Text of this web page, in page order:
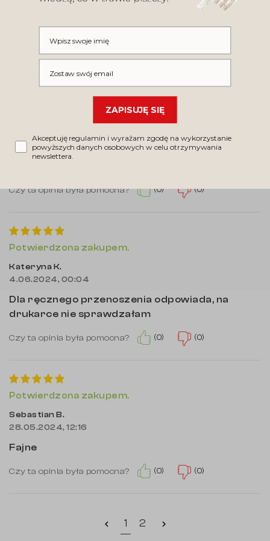
Potwierdzona zakupem.
Martyna W.
14.09.2024, 15:53
Polecam serdecznie, sklep godny zaufania,
bardzo miły, pomocny i łatwy kontakt
telefoniczny. Świetnie zabezpieczona
paczuszka i bardzo szybka wysyłka. Pierwsze
Czy ta opinia była pomocna? (0) (0)
Potwierdzona zakupem.
Kateryna K.
4.06.2024, 00:04
Dla ręcznego przenoszenia odpowiada, na
drukarce nie sprawdzałam
Czy ta opinia była pomocna? (0) (0)
Potwierdzona zakupem.
Sebastian B.
28.05.2024, 12:16
Fajne
Czy ta opinia była pomocna? (0) (0)
chevron_left 1 2 chevron_right
ZAPISUJĘ SIĘ
Akceptuję regulamin i wyrażam zgodę na wykorzystanie
powyższych danych osobowych w celu otrzymywania
newslettera.